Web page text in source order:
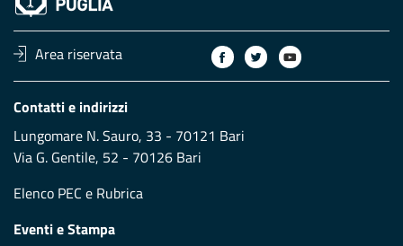
Area riservata
Contatti e indirizzi
Lungomare N. Sauro, 33 - 70121 Bari
Via G. Gentile, 52 - 70126 Bari
Elenco PEC e Rubrica
Eventi e Stampa